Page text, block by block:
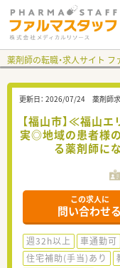
薬剤師の転職・求人サイト
更新日： 2026/07/24 薬剤師求
【福山市】≪福山
実◎地域の患者様
る薬剤師に
この求人に
問い合わせる
週32h以上 車通勤可
住宅補助(手当)あり